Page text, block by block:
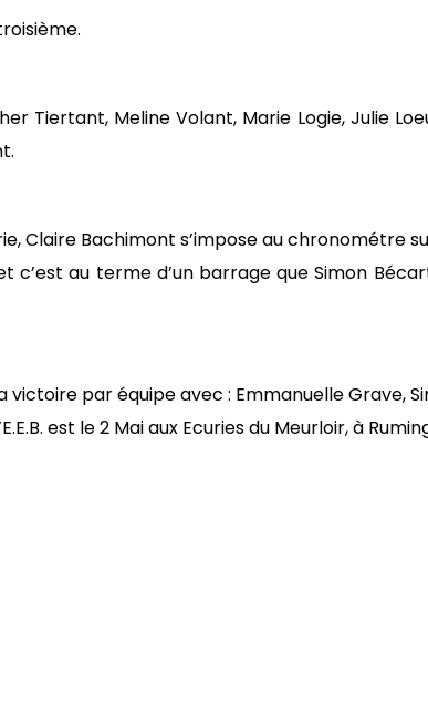
Tiertant, Meline Volant, Marie Logie,
Claire Bachimont s’impose au chronométre
c’est au terme d’un barrage que Simon
par équipe avec : Emmanuelle Grave,
est le 2 Mai aux Ecuries du Meurloir, à